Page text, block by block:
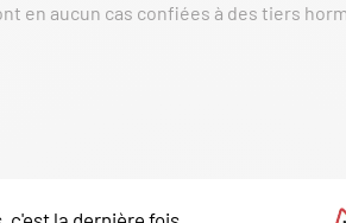
en aucun cas confiées à des tiers